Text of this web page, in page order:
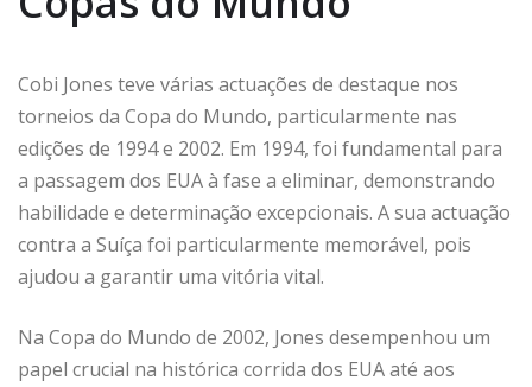
Cobi Jones teve várias actuações de destaque nos
torneios da Copa do Mundo, particularmente nas
edições de 1994 e 2002. Em 1994, foi fundamental para
a passagem dos EUA à fase a eliminar, demonstrando
habilidade e determinação excepcionais. A sua actuação
contra a Suíça foi particularmente memorável, pois
ajudou a garantir uma vitória vital.
Na Copa do Mundo de 2002, Jones desempenhou um
papel crucial na histórica corrida dos EUA até aos